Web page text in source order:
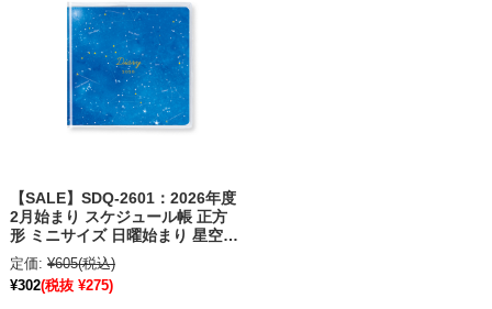
【SALE】SDQ-2601：2026年度
2月始まり スケジュール帳 正方
形 ミニサイズ 日曜始まり 星空散
歩〔OZ_S〕
定価: ¥605(税込)
¥302(税抜 ¥275)